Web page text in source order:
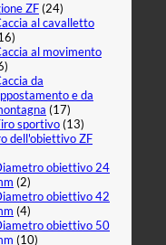
ZF(24)
al cavalletto
al movimento
da
e da
(17)
sportivo(13)
dell'obiettivo ZF
obiettivo 24
(2)
obiettivo 42
(4)
obiettivo 50
(10)